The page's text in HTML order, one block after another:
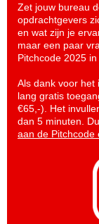
Zet jouw bureau
opdrachtgevers
en wat zijn je
maar een paar
Pitchcode 2025 in
Als dank voor het
lang gratis
€65,-). Het
dan 5 minuten.
aan de Pitchcode